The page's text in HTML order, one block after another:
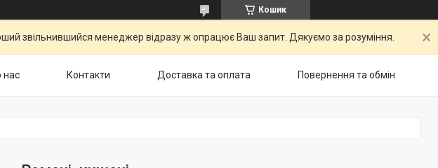
Кошик
звільнившийся менеджер відразу ж опрацює Ваш запит. Дякуємо за розуміння.
нас Контакти Доставка та оплата Повернення та обмін